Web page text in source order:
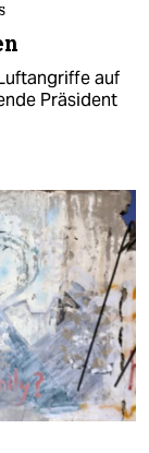
auf
Präsident